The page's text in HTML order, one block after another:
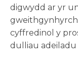
digwydd ar yr
cyffredinol y
dulliau adeiladu